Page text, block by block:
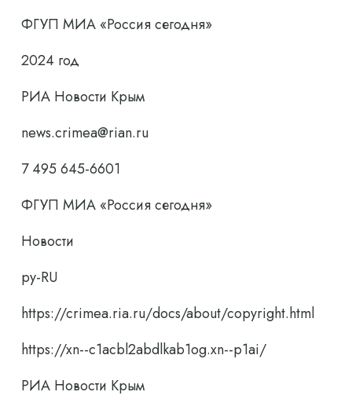
ФГУП МИА «Россия сегодня»
2024 год
РИА Новости Крым
news.crimea@rian.ru
7 495 645-6601
ФГУП МИА «Россия сегодня»
Новости
ру-RU
https://crimea.ria.ru/docs/about/copyright.html
https://xn--c1acbl2abdlkab1og.xn--p1ai/
РИА Новости Крым